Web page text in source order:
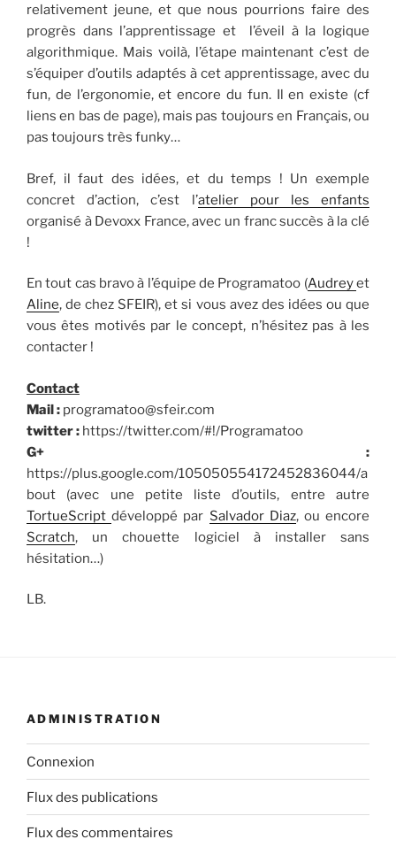
relativement jeune, et que nous pourrions faire des
progrès dans l’apprentissage et l’éveil à la logique
algorithmique. Mais voilà, l’étape maintenant c’est de
s’équiper d’outils adaptés à cet apprentissage, avec du
fun, de l’ergonomie, et encore du fun. Il en existe (cf
liens en bas de page), mais pas toujours en Français, ou
pas toujours très funky…
Bref, il faut des idées, et du temps ! Un exemple
concret d’action, c’est l’atelier pour les enfants
organisé à Devoxx France, avec un franc succès à la clé
!
En tout cas bravo à l’équipe de Programatoo (Audreyet
Aline, de chez SFEIR), et si vous avez des idées ou que
vous êtes motivés par le concept, n’hésitez pas à les
contacter !
Contact
Mail : programatoo@sfeir.com
twitter : https://twitter.com/#!/Programatoo
G+ :
https://plus.google.com/105050554172452836044/a
bout (avec une petite liste d’outils, entre autre
TortueScriptdéveloppé par Salvador Diaz, ou encore
Scratch, un chouette logiciel à installer sans
hésitation…)
LB.
ADMINISTRATION
Connexion
Flux des publications
Flux des commentaires